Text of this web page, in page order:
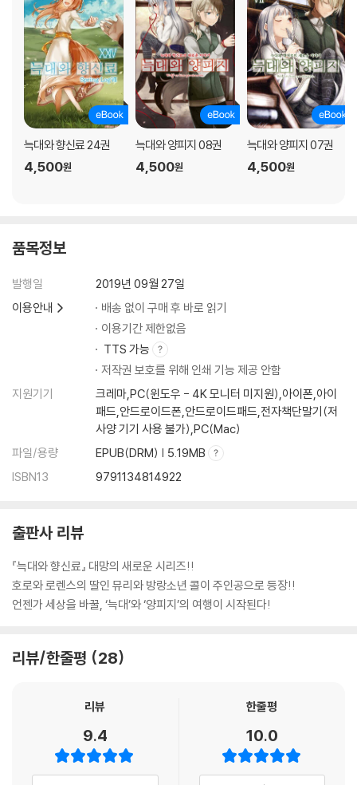
늑대와 향신료 24권
4,500원
늑대와 양피지 08권
4,500원
늑대와 양피지 07권
4,500원
품목정보
발행일
2019년 09월 27일
이용안내
배송 없이 구매 후 바로 읽기
이용기간 제한없음
TTS 가능
저작권 보호를 위해 인쇄 기능 제공 안함
지원기기
크레마,PC(윈도우 - 4K 모니터 미지원),아이폰,아이
패드,안드로이드폰,안드로이드패드,전자책단말기(저
사양 기기 사용 불가),PC(Mac)
파일/용량
EPUB(DRM) | 5.19MB
ISBN13
9791134814922
출판사 리뷰
『늑대와 향신료』 대망의 새로운 시리즈!!
호로와 로렌스의 딸인 뮤리와 방랑소년 콜이 주인공으로 등장!!
언젠가 세상을 바꿀, ‘늑대’와 ‘양피지’의 여행이 시작된다!
리뷰/한줄평 28
리뷰
9.4
한줄평
10.0